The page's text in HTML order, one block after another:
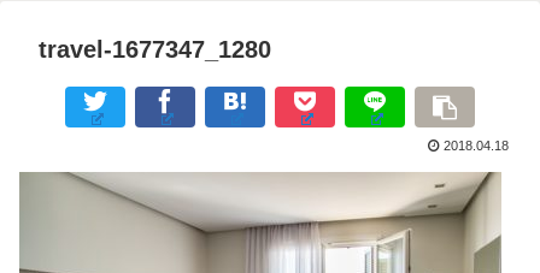
travel-1677347_1280
2018.04.18